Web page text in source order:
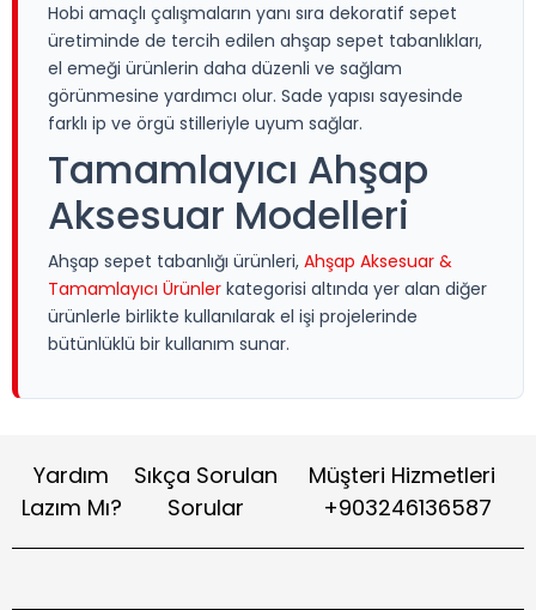
Hobi amaçlı çalışmaların yanı sıra dekoratif sepet
üretiminde de tercih edilen ahşap sepet tabanlıkları,
el emeği ürünlerin daha düzenli ve sağlam
görünmesine yardımcı olur. Sade yapısı sayesinde
farklı ip ve örgü stilleriyle uyum sağlar.
Tamamlayıcı Ahşap
Aksesuar Modelleri
Ahşap sepet tabanlığı ürünleri, Ahşap Aksesuar &
Tamamlayıcı Ürünler kategorisi altında yer alan diğer
ürünlerle birlikte kullanılarak el işi projelerinde
bütünlüklü bir kullanım sunar.
Yardım
Lazım Mı?
Sıkça Sorulan
Sorular
Müşteri Hizmetleri
+903246136587